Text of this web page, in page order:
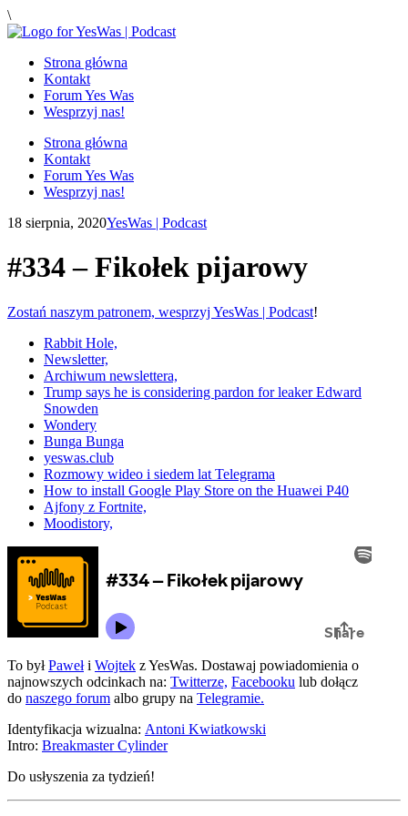
\
Strona główna
Kontakt
Forum Yes Was
Wesprzyj nas!
Strona główna
Kontakt
Forum Yes Was
Wesprzyj nas!
18 sierpnia, 2020YesWas | Podcast
#334 – Fikołek pijarowy
Zostań naszym patronem, wesprzyj YesWas | Podcast!
Rabbit Hole,
Newsletter,
Archiwum newslettera,
Trump says he is considering pardon for leaker Edward
Snowden
Wondery
Bunga Bunga
yeswas.club
Rozmowy wideo i siedem lat Telegrama
How to install Google Play Store on the Huawei P40
Ajfony z Fortnite,
Moodistory,
To byłPawełi Wojtek z YesWas. Dostawaj powiadomienia o
najnowszych odcinkach na: Twitterze, Facebooku lub dołącz
do naszego forum albo grupy na Telegramie.
Identyfikacja wizualna: Antoni Kwiatkowski
Intro: Breakmaster Cylinder
Do usłyszenia za tydzień!